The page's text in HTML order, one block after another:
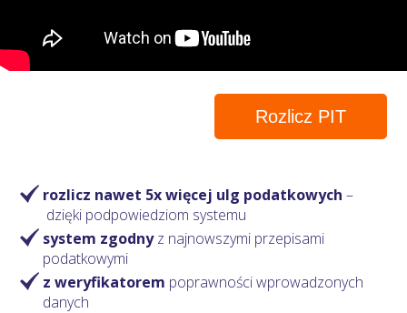
Rozlicz PIT
rozlicz nawet 5x więcej ulg podatkowych–
dzięki podpowiedziom systemu
system zgodnyz najnowszymi przepisami
podatkowymi
z weryfikatorem poprawności wprowadzonych
danych